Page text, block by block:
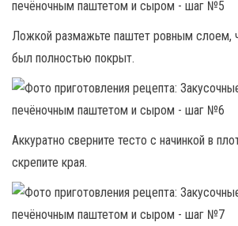
Ложкой размажьте паштет ровным слоем,
был полностью покрыт.
Аккуратно сверните тесто с начинкой в
скрепите края.